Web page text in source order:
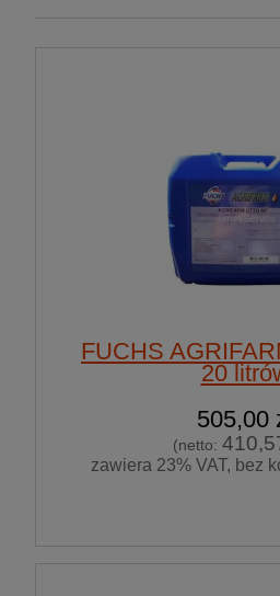
FUCHS
20
505,00
(netto:
zawiera 23% VAT, bez